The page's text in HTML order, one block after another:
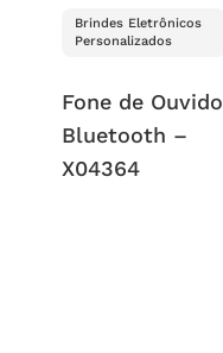
Brindes Eletrônicos
Personalizados
Fone de Ouvido
Bluetooth –
X04364